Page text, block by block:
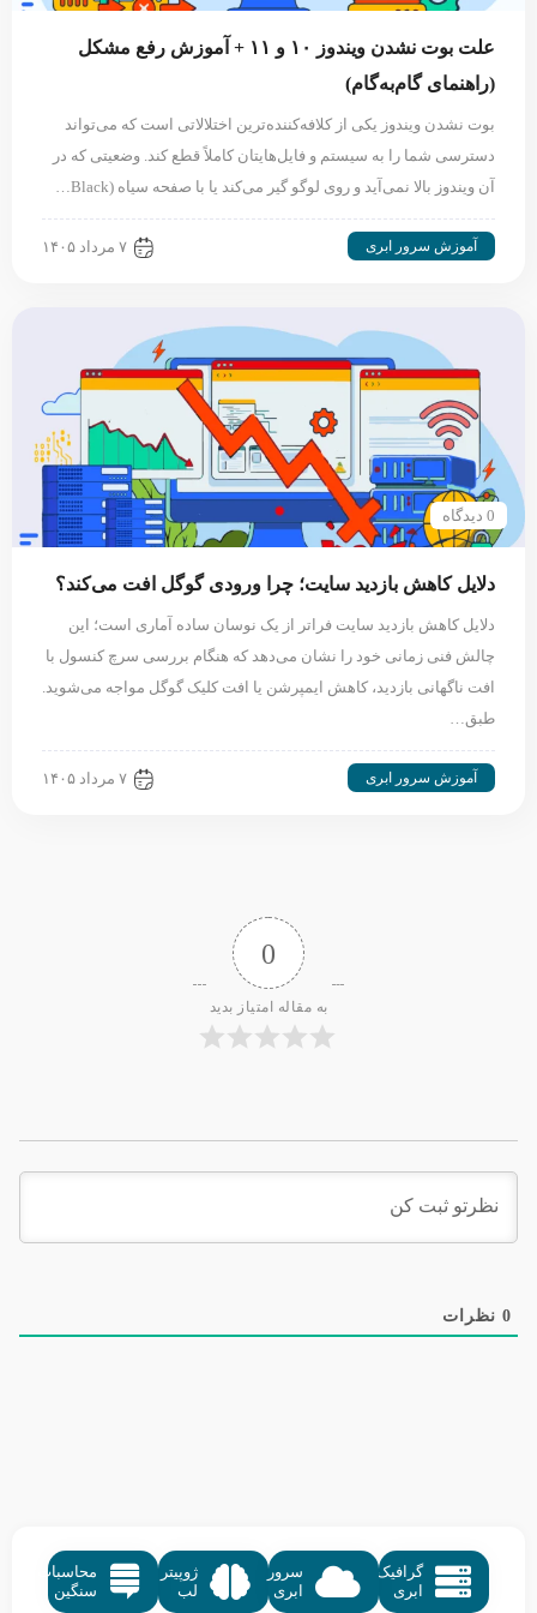
علت بوت نشدن ویندوز ۱۰ و ۱۱ + آموزش رفع مشکل
(راهنمای گام‌به‌گام)
بوت نشدن ویندوز یکی از کلافه‌کننده‌ترین اختلالاتی است که می‌تواند
دسترسی شما را به سیستم و فایل‌هایتان کاملاً قطع کند. وضعیتی که در
آن ویندوز بالا نمی‌آید و روی لوگو گیر می‌کند یا با صفحه سیاه (Black…
آموزش سرور ابری ۷ مرداد ۱۴۰۵
0 دیدگاه
دلایل کاهش بازدید سایت؛ چرا ورودی گوگل افت می‌کند؟
دلایل کاهش بازدید سایت فراتر از یک نوسان ساده آماری است؛ این
چالش فنی زمانی خود را نشان می‌دهد که هنگام بررسی سرچ کنسول با
افت ناگهانی بازدید، کاهش ایمپرشن یا افت کلیک گوگل مواجه می‌شوید.
طبق…
آموزش سرور ابری ۷ مرداد ۱۴۰۵
0
به مقاله امتیاز بدید
0 نظرات
گرافیک
ابری
ژوپیتر
لب
سرور
ابری
محاسبات
سنگین